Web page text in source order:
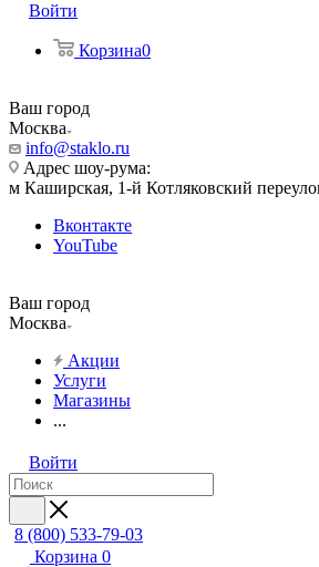
Войти
Корзина0
Ваш город
Москва
info@staklo.ru
Адрес шоу-рума:
м Каширская, 1-й Котляковский
Вконтакте
YouTube
Ваш город
Москва
Акции
Услуги
Магазины
...
Войти
8 (800) 533-79-03
Корзина 0